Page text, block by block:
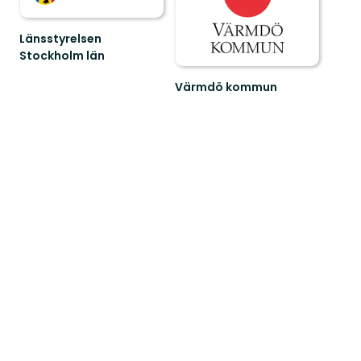
Länsstyrelsen
Stockholm län
Värmdö kommun